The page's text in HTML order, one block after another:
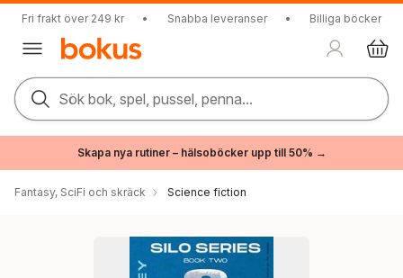
Fri frakt över 249 kr • Snabba leveranser • Billiga böcker
Sök bok, spel, pussel, penna...
Skapa nya rutiner – hälsoböcker upp till 50% →
Fantasy, SciFi och skräck Science fiction